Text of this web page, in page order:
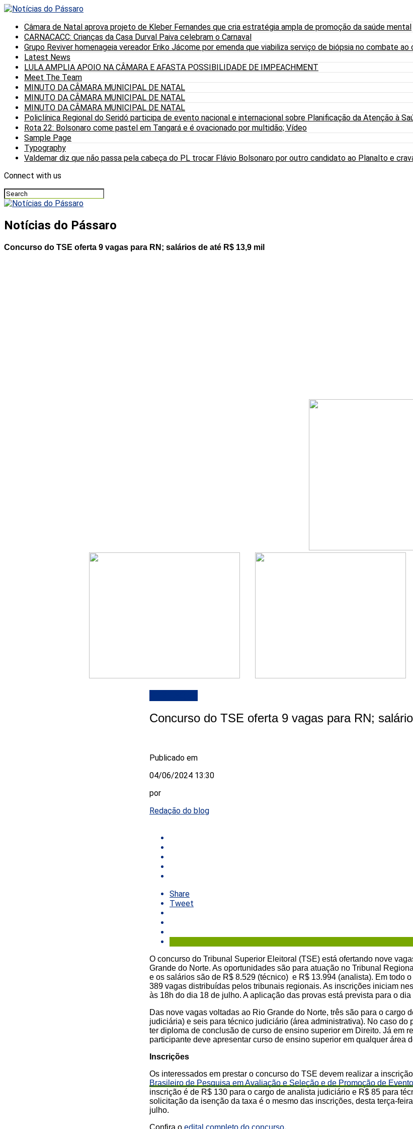
Câmara de Natal aprova projeto de Kleber Fernandes que cria estratégia ampla de promoção da saúde mental
CARNACACC: Crianças da Casa Durval Paiva celebram o Carnaval
Grupo Reviver homenageia vereador Eriko Jácome por emenda que viabiliza serviço de biópsia no combate
Latest News
LULA AMPLIA APOIO NA CÂMARA E AFASTA POSSIBILIDADE DE IMPEACHMENT
Meet The Team
MINUTO DA CÂMARA MUNICIPAL DE NATAL
MINUTO DA CÂMARA MUNICIPAL DE NATAL
MINUTO DA CÂMARA MUNICIPAL DE NATAL
Policlínica Regional do Seridó participa de evento nacional e internacional sobre Planificação da Atenção à
Rota 22: Bolsonaro come pastel em Tangará e é ovacionado por multidão; Vídeo
Sample Page
Typography
Valdemar diz que não passa pela cabeça do PL trocar Flávio Bolsonaro por outro candidato ao Planalto e
Connect with us
Notícias do Pássaro
Concurso do TSE oferta 9 vagas para RN; salários de até R$ 13,9 mil
Concurso do TSE oferta 9 vagas para RN;
Publicado em
04/06/2024 13:30
por
Redação do blog
Share
Tweet
O concurso do Tribunal Superior Eleitoral (TSE) está ofertando nove
Grande do Norte. As oportunidades são para atuação no Tribunal
e os salários são de R$ 8.529 (técnico) e R$ 13.994 (analista). Em todo
389 vagas distribuídas pelos tribunais regionais. As inscrições iniciam
às 18h do dia 18 de julho. A aplicação das provas está prevista para o dia
Das nove vagas voltadas ao Rio Grande do Norte, três são para o cargo
judiciária) e seis para técnico judiciário (área administrativa). No caso do
ter diploma de conclusão de curso de ensino superior em Direito. Já em
participante deve apresentar curso de ensino superior em qualquer área
Inscrições
Os interessados em prestar o concurso do TSE devem realizar a
Brasileiro de Pesquisa em Avaliação e Seleção e de Promoção de
inscrição é de R$ 130 para o cargo de analista judiciário e R$ 85 para
solicitação da isenção da taxa é o mesmo das inscrições, desta terça-
julho.
Confira o edital completo do concurso.